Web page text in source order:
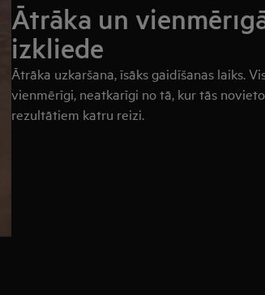
Ātrāka un
izkliede
Ātrāka uzkaršana, īsāks gaidīšanas laiks.
vienmērīgi, neatkarīgi no tā, kur tās
rezultātiem katru reizi.